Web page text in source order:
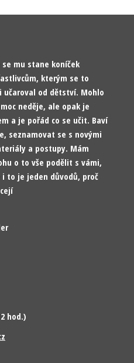
mu stane koníček
kterým se to
od dětství. Mohlo
neděje, ale opak je
a je pořád co se učit. Baví
seznamovat se s novými
a postupy. Mám
o to vše podělit s vámi,
i to je jeden důvodů, proč
hod.)